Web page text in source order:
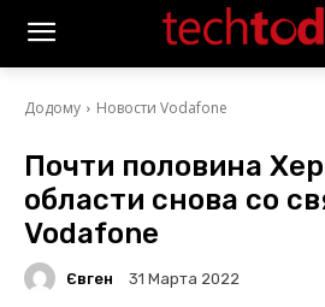
Додому Новости Vodafone
Почти половина
области снова со
Vodafone
Євген 31 Марта 2022